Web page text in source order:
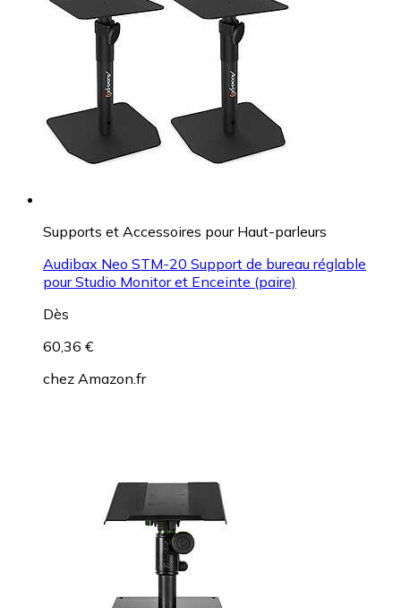
Supports et Accessoires pour Haut-parleurs
Audibax Neo STM-20 Support de bureau réglable
pour Studio Monitor et Enceinte (paire)
Dès
60,36 €
chez Amazon.fr